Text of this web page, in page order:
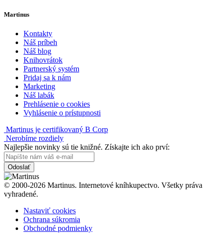
Martinus
Kontakty
Náš príbeh
Náš blog
Knihovrátok
Partnerský systém
Pridaj sa k nám
Marketing
Náš labák
Prehlásenie o cookies
Vyhlásenie o prístupnosti
Martinus je certifikovaný B Corp
Nerobíme rozdiely
Najlepšie novinky sú tie knižné. Získajte ich ako prví:
Odoslať
© 2000-2026 Martinus. Internetové kníhkupectvo. Všetky práva
vyhradené.
Nastaviť cookies
Ochrana súkromia
Obchodné podmienky